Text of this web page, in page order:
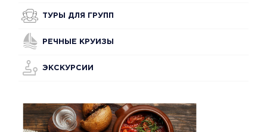
ТУРЫ ДЛЯ ГРУПП
РЕЧНЫЕ КРУИЗЫ
ЭКСКУРСИИ